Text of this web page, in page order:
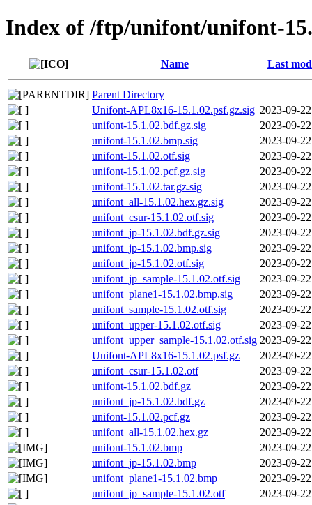
Index of /ftp/unifont/unifont-
Name Last
Parent Directory
Unifont-APL8x16-15.1.02.psf.gz.sig 2023-09-
unifont-15.1.02.bdf.gz.sig
2023-09-
unifont-15.1.02.bmp.sig
2023-09-
unifont-15.1.02.otf.sig
2023-09-
unifont-15.1.02.pcf.gz.sig
2023-09-
unifont-15.1.02.tar.gz.sig
2023-09-
unifont_all-15.1.02.hex.gz.sig
2023-09-
unifont_csur-15.1.02.otf.sig
2023-09-
unifont_jp-15.1.02.bdf.gz.sig
2023-09-
unifont_jp-15.1.02.bmp.sig
2023-09-
unifont_jp-15.1.02.otf.sig
2023-09-
unifont_jp_sample-15.1.02.otf.sig
2023-09-
unifont_plane1-15.1.02.bmp.sig
2023-09-
unifont_sample-15.1.02.otf.sig
2023-09-
unifont_upper-15.1.02.otf.sig
2023-09-
unifont_upper_sample-15.1.02.otf.sig 2023-09-
Unifont-APL8x16-15.1.02.psf.gz
2023-09-
unifont_csur-15.1.02.otf
2023-09-
unifont-15.1.02.bdf.gz
2023-09-
unifont_jp-15.1.02.bdf.gz
2023-09-
unifont-15.1.02.pcf.gz
2023-09-
unifont_all-15.1.02.hex.gz
2023-09-
unifont-15.1.02.bmp
2023-09-
unifont_jp-15.1.02.bmp
2023-09-
unifont_plane1-15.1.02.bmp
2023-09-
unifont_jp_sample-15.1.02.otf
2023-09-